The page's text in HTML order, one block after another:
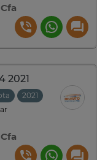
2021
2021